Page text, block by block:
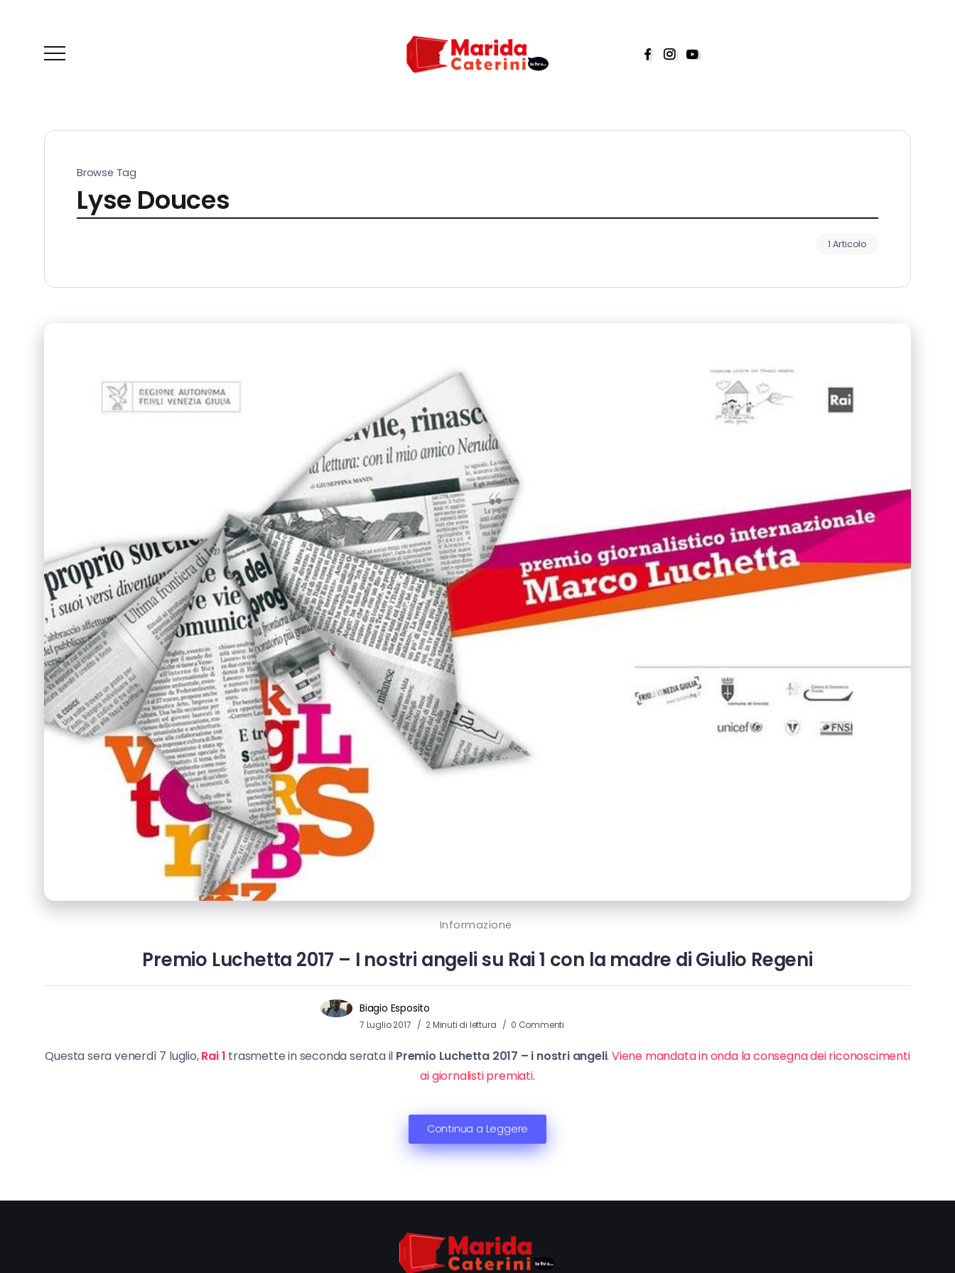
Browse Tag
Lyse Douces
1 Articolo
Informazione
Premio Luchetta 2017 – I nostri angeli su Rai 1 con la madre di Giulio Regeni
Biagio Esposito
7 Luglio 2017 2 Minuti di lettura 0 Commenti
Questa sera venerdì 7 luglio,Rai 1 trasmette in seconda serata il Premio Luchetta 2017 – i nostri angeli. Viene mandata in onda la consegna dei riconoscimenti
ai giornalisti premiati.
Continua a Leggere